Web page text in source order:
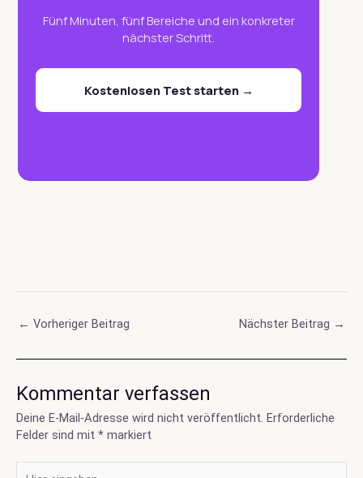
Fünf Minuten, fünf Bereiche und ein konkreter
nächster Schritt.
Kostenlosen Test starten →
Post
← Vorheriger Beitrag Nächster Beitrag →
Kommentar verfassen
Deine E-Mail-Adresse wird nicht veröffentlicht. Erforderliche
Felder sind mit * markiert